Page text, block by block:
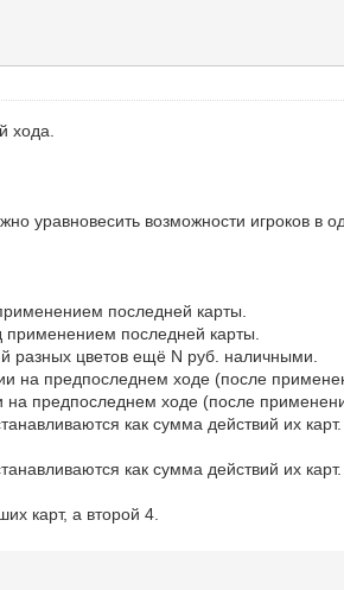
хода.
уравновесить возможности игроков в
последней карты.
применением последней карты.
разных цветов ещё N руб. наличными.
на предпоследнем ходе (после
на предпоследнем ходе (после
как сумма действий их
как сумма действий их
карт, а второй 4.